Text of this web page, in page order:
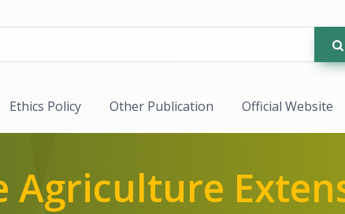
Ethics Policy Other Publication Official Website
Agriculture